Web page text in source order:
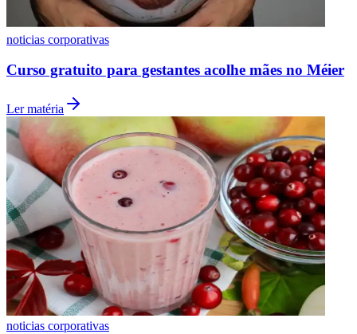
Fluminense
noticias corporativas
Curso gratuito para gestantes acolhe mães no Méier
Ler matéria
noticias corporativas